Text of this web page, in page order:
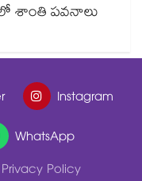
శాంతి పవనాలు
Instagram
WhatsApp
Privacy Policy